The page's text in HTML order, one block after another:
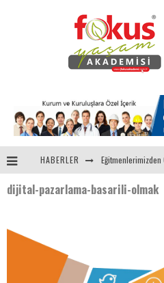
HABERLER
dijital-pazarlama-basarili-olmak